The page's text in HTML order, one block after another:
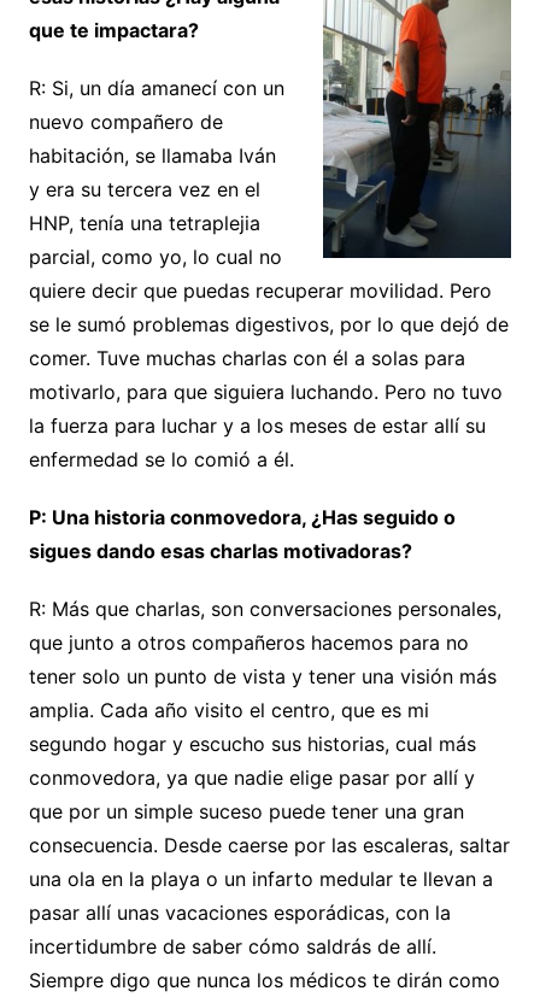
que te impactara?
R: Si, un día amanecí con un
nuevo compañero de
habitación, se llamaba Iván
y era su tercera vez en el
HNP, tenía una tetraplejia
parcial, como yo, lo cual no
quiere decir que puedas recuperar movilidad. Pero
se le sumó problemas digestivos, por lo que dejó de
comer. Tuve muchas charlas con él a solas para
motivarlo, para que siguiera luchando. Pero no tuvo
la fuerza para luchar y a los meses de estar allí su
enfermedad se lo comió a él.
P: Una historia conmovedora, ¿Has seguido o
sigues dando esas charlas motivadoras?
R: Más que charlas, son conversaciones personales,
que junto a otros compañeros hacemos para no
tener solo un punto de vista y tener una visión más
amplia. Cada año visito el centro, que es mi
segundo hogar y escucho sus historias, cual más
conmovedora, ya que nadie elige pasar por allí y
que por un simple suceso puede tener una gran
consecuencia. Desde caerse por las escaleras, saltar
una ola en la playa o un infarto medular te llevan a
pasar allí unas vacaciones esporádicas, con la
incertidumbre de saber cómo saldrás de allí.
Siempre digo que nunca los médicos te dirán como